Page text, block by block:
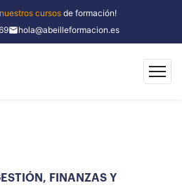
nuestros cursosde formación!
hola@abeilleformacion.es
, FINANZAS Y